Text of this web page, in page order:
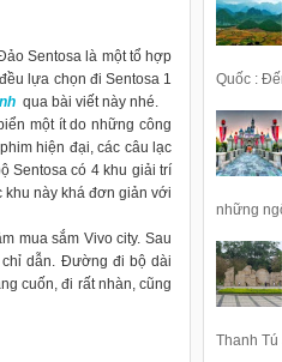
Sentosa là một tổ hợp
lựa chọn đi Sentosa 1
qua bài viết này nhé.
một ít do những công
hiện đại, các câu lạc
Sentosa có 4 khu giải trí
khu này khá đơn giản với
mua sắm Vivo city. Sau
chỉ dẫn. Đường đi bộ dài
cuốn, đi rất nhàn, cũng
Quốc :
những
Thanh